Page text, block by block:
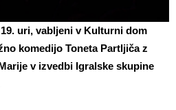
uri, vabljeni v Kulturni dom
komedijo Toneta Partljiča z
v izvedbi Igralske skupine